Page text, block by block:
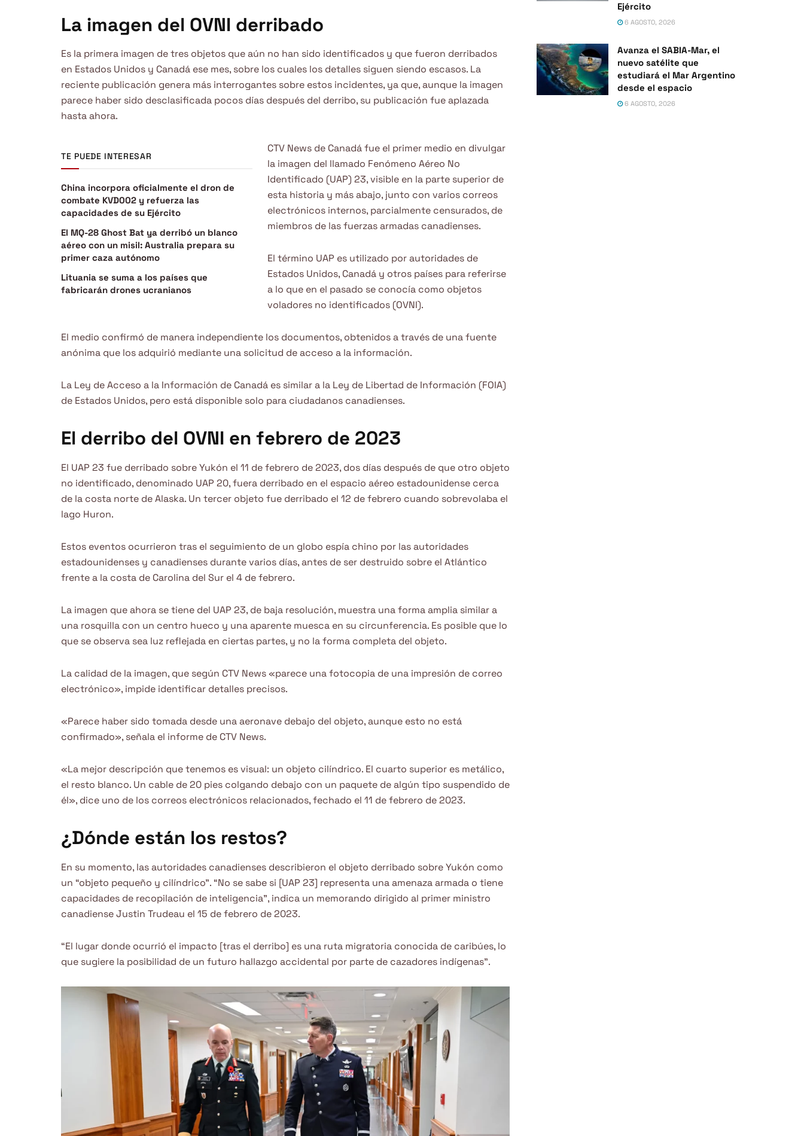
La imagen del OVNI derribado
Es la primera imagen de tres objetos que aún no han sido identificados y que fueron derribados
en Estados Unidos y Canadá ese mes, sobre los cuales los detalles siguen siendo escasos. La
reciente publicación genera más interrogantes sobre estos incidentes, ya que, aunque la imagen
parece haber sido desclasificada pocos días después del derribo, su publicación fue aplazada
hasta ahora.
TE PUEDE INTERESAR
China incorpora oficialmente el dron de
combate KVD002 y refuerza las
capacidades de su Ejército
El MQ-28 Ghost Bat ya derribó un blanco
aéreo con un misil: Australia prepara su
primer caza autónomo
Lituania se suma a los países que
fabricarán drones ucranianos
CTV News de Canadá fue el primer medio en divulgar
la imagen del llamado Fenómeno Aéreo No
Identificado (UAP) 23, visible en la parte superior de
esta historia y más abajo, junto con varios correos
electrónicos internos, parcialmente censurados, de
miembros de las fuerzas armadas canadienses.
El término UAP es utilizado por autoridades de
Estados Unidos, Canadá y otros países para referirse
a lo que en el pasado se conocía como objetos
voladores no identificados (OVNI).
El medio confirmó de manera independiente los documentos, obtenidos a través de una fuente
anónima que los adquirió mediante una solicitud de acceso a la información.
La Ley de Acceso a la Información de Canadá es similar a la Ley de Libertad de Información (FOIA)
de Estados Unidos, pero está disponible solo para ciudadanos canadienses.
El derribo del OVNI en febrero de 2023
El UAP 23 fue derribado sobre Yukón el 11 de febrero de 2023, dos días después de que otro objeto
no identificado, denominado UAP 20, fuera derribado en el espacio aéreo estadounidense cerca
de la costa norte de Alaska. Un tercer objeto fue derribado el 12 de febrero cuando sobrevolaba el
lago Huron.
Estos eventos ocurrieron tras el seguimiento de un globo espía chino por las autoridades
estadounidenses y canadienses durante varios días, antes de ser destruido sobre el Atlántico
frente a la costa de Carolina del Sur el 4 de febrero.
La imagen que ahora se tiene del UAP 23, de baja resolución, muestra una forma amplia similar a
una rosquilla con un centro hueco y una aparente muesca en su circunferencia. Es posible que lo
que se observa sea luz reflejada en ciertas partes, y no la forma completa del objeto.
La calidad de la imagen, que según CTV News «parece una fotocopia de una impresión de correo
electrónico», impide identificar detalles precisos.
«Parece haber sido tomada desde una aeronave debajo del objeto, aunque esto no está
confirmado», señala el informe de CTV News.
«La mejor descripción que tenemos es visual: un objeto cilíndrico. El cuarto superior es metálico,
el resto blanco. Un cable de 20 pies colgando debajo con un paquete de algún tipo suspendido de
él», dice uno de los correos electrónicos relacionados, fechado el 11 de febrero de 2023.
¿Dónde están los restos?
En su momento, las autoridades canadienses describieron el objeto derribado sobre Yukón como
un “objeto pequeño y cilíndrico”. “No se sabe si [UAP 23] representa una amenaza armada o tiene
capacidades de recopilación de inteligencia”, indica un memorando dirigido al primer ministro
canadiense Justin Trudeau el 15 de febrero de 2023.
“El lugar donde ocurrió el impacto [tras el derribo] es una ruta migratoria conocida de caribúes, lo
que sugiere la posibilidad de un futuro hallazgo accidental por parte de cazadores indígenas”.
Ejército
6 AGOSTO, 2026
Avanza el SABIA-Mar, el
nuevo satélite que
estudiará el Mar Argentino
desde el espacio
6 AGOSTO, 2026